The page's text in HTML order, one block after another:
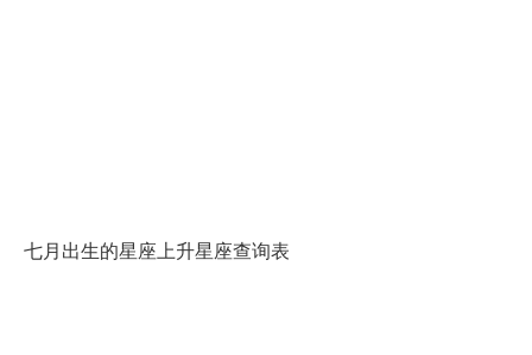
七月出生的星座上升星座查询表